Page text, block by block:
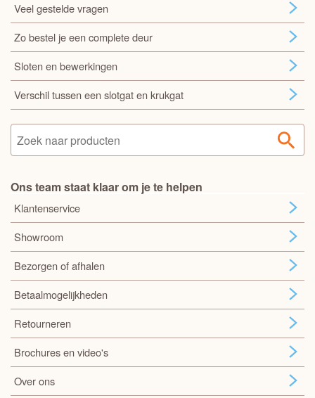
Veel gestelde vragen
Zo bestel je een complete deur
Sloten en bewerkingen
Verschil tussen een slotgat en krukgat
Ons team staat klaar om je te helpen
Klantenservice
Showroom
Bezorgen of afhalen
Betaalmogelijkheden
Retourneren
Brochures en video's
Over ons